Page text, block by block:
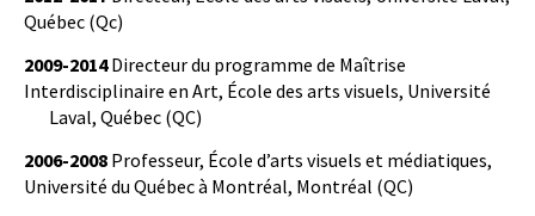
Québec (Qc)
2009-2014Directeur du programme de Maîtrise
Interdisciplinaire en Art, École des arts visuels, Université
Laval, Québec (QC)
2006-2008 Professeur, École d’arts visuels et médiatiques,
Université du Québec à Montréal, Montréal (QC)